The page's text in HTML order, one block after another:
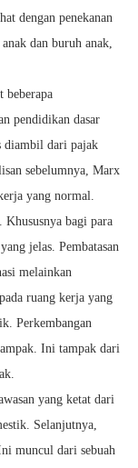
dengan penekanan
dan buruh anak,
beberapa
pendidikan dasar
diambil dari pajak
sebelumnya, Marx
yang normal.
bagi para
jelas. Pembatasan
melainkan
ruang kerja yang
Perkembangan
Ini tampak dari
yang ketat dari
Selanjutnya,
muncul dari sebuah